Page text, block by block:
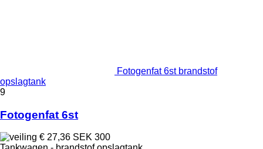
Fotogenfat 6st brandstof
opslagtank
9
Fotogenfat 6st
€ 27,36 SEK 300